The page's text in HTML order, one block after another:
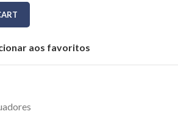
aos favoritos